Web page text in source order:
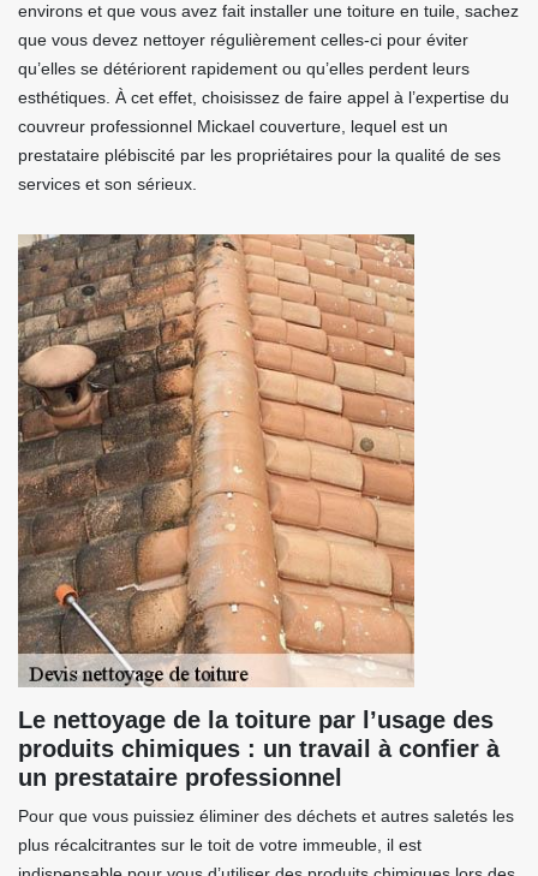
environs et que vous avez fait installer une toiture en tuile, sachez
que vous devez nettoyer régulièrement celles-ci pour éviter
qu’elles se détériorent rapidement ou qu’elles perdent leurs
esthétiques. À cet effet, choisissez de faire appel à l’expertise du
couvreur professionnel Mickael couverture, lequel est un
prestataire plébiscité par les propriétaires pour la qualité de ses
services et son sérieux.
Le nettoyage de la toiture par l’usage des
produits chimiques : un travail à confier à
un prestataire professionnel
Pour que vous puissiez éliminer des déchets et autres saletés les
plus récalcitrantes sur le toit de votre immeuble, il est